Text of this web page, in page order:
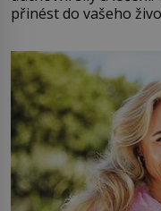
přinést do vašeho
můžete obohatit své
větší harmonii a klid.